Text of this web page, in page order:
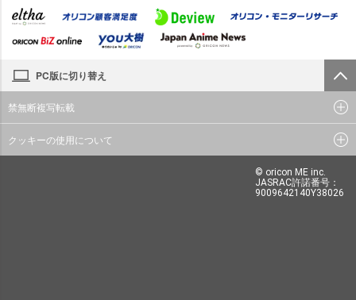
PC版に切り替え
禁無断複写転載
クッキーの使用について
© oricon ME inc.
JASRAC許諾番号：
9009642140Y38026